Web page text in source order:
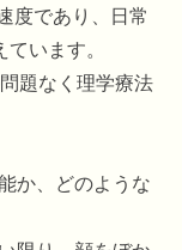
度であり、日常
います。
題なく理学療法
か、どのような